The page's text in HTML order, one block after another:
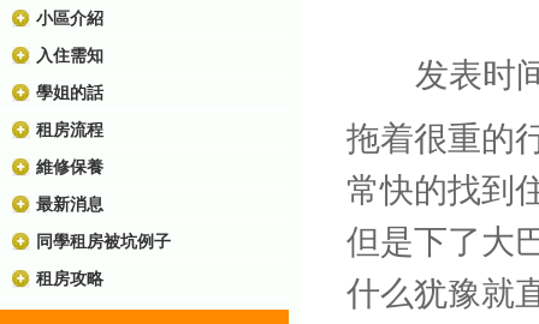
小區介紹
入住需知
學姐的話
租房流程
維修保養
最新消息
同學租房被坑例子
租房攻略
发表时
拖着很重的
常快的找到
但是下了大
什么犹豫就